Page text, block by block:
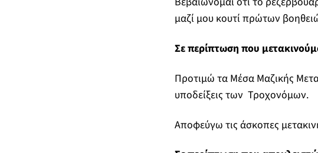
μαζί μου κουτί πρώτων
Σε περίπτωση που
Προτιμώ τα Μέσα Μαζικής
υποδείξεις των Τροχονόμων.
Αποφεύγω τις άσκοπες